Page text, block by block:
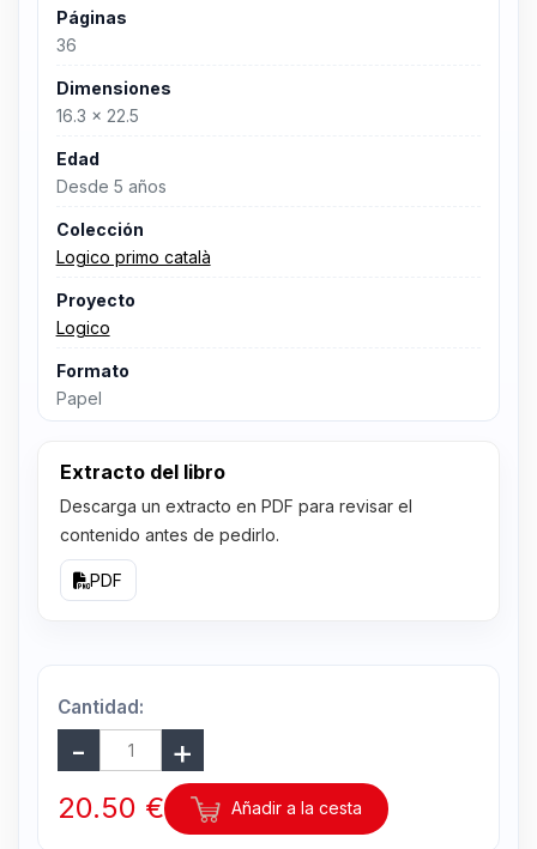
Páginas
36
Dimensiones
16.3 x 22.5
Edad
Desde 5 años
Colección
Logico primo català
Proyecto
Logico
Formato
Papel
Extracto del libro
Descarga un extracto en PDF para revisar el
contenido antes de pedirlo.
PDF
Cantidad:
20.50 € Añadir a la cesta